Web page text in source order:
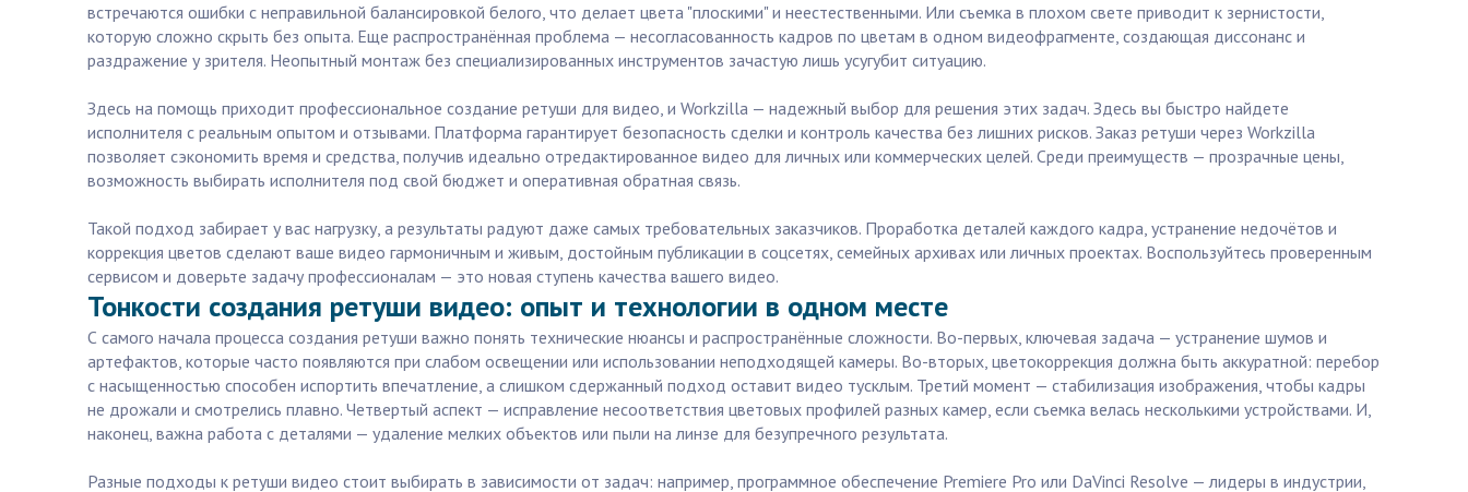
встречаются ошибки с неправильной балансировкой белого, что делает цвета "плоскими" и неестественными. Или съемка в плохом свете приводит к зернистости,
которую сложно скрыть без опыта. Еще распространённая проблема — несогласованность кадров по цветам в одном видеофрагменте, создающая диссонанс и
раздражение у зрителя. Неопытный монтаж без специализированных инструментов зачастую лишь усугубит ситуацию.
Здесь на помощь приходит профессиональное создание ретуши для видео, и Workzilla — надежный выбор для решения этих задач. Здесь вы быстро найдете
исполнителя с реальным опытом и отзывами. Платформа гарантирует безопасность сделки и контроль качества без лишних рисков. Заказ ретуши через Workzilla
позволяет сэкономить время и средства, получив идеально отредактированное видео для личных или коммерческих целей. Среди преимуществ — прозрачные цены,
возможность выбирать исполнителя под свой бюджет и оперативная обратная связь.
Такой подход забирает у вас нагрузку, а результаты радуют даже самых требовательных заказчиков. Проработка деталей каждого кадра, устранение недочётов и
коррекция цветов сделают ваше видео гармоничным и живым, достойным публикации в соцсетях, семейных архивах или личных проектах. Воспользуйтесь проверенным
сервисом и доверьте задачу профессионалам — это новая ступень качества вашего видео.
Тонкости создания ретуши видео: опыт и технологии в одном месте
С самого начала процесса создания ретуши важно понять технические нюансы и распространённые сложности. Во-первых, ключевая задача — устранение шумов и
артефактов, которые часто появляются при слабом освещении или использовании неподходящей камеры. Во-вторых, цветокоррекция должна быть аккуратной: перебор
с насыщенностью способен испортить впечатление, а слишком сдержанный подход оставит видео тусклым. Третий момент — стабилизация изображения, чтобы кадры
не дрожали и смотрелись плавно. Четвертый аспект — исправление несоответствия цветовых профилей разных камер, если съемка велась несколькими устройствами. И,
наконец, важна работа с деталями — удаление мелких объектов или пыли на линзе для безупречного результата.
Разные подходы к ретуши видео стоит выбирать в зависимости от задач: например, программное обеспечение Premiere Pro или DaVinci Resolve — лидеры в индустрии,